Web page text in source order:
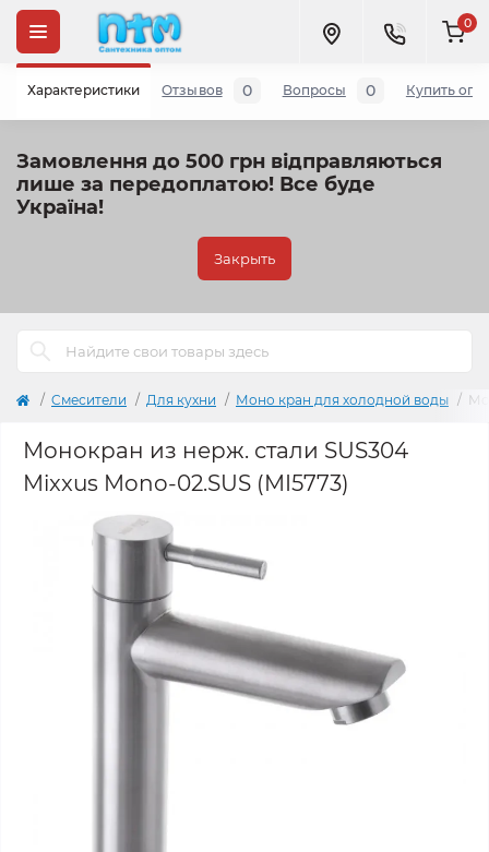
Замовлення до 500 грн відправляються
лише за передоплатою! Все буде
Україна!
Закрыть
0
Cмесители Для кухни Моно кран для холодной воды
Монокран из нерж. стали SUS304
Mixxus Mono-02.SUS (MI5773)
Характеристики Отзывов 0 Вопросы 0 Купить